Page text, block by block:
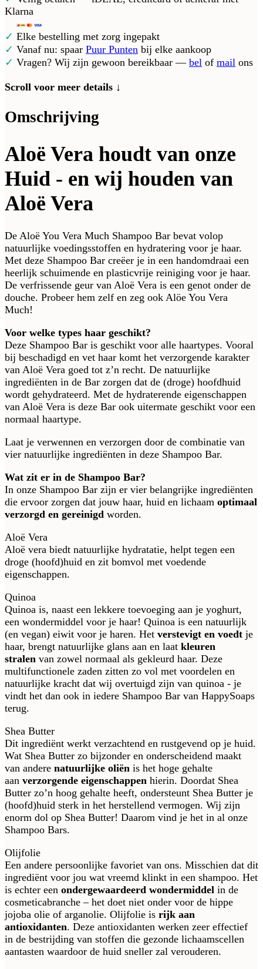
Klarna
✓ Elke bestelling met zorg ingepakt
✓ Vanaf nu: spaar Puur Punten bij elke aankoop
✓ Vragen? Wij zijn gewoon bereikbaar — bel of mail ons
Scroll voor meer details ↓
Omschrijving
Aloë Vera houdt van onze
Huid - en wij houden van
Aloë Vera
De Aloë You Vera Much Shampoo Bar bevat volop
natuurlijke voedingsstoffen en hydratering voor je haar.
Met deze Shampoo Bar creëer je in een handomdraai een
heerlijk schuimende en plasticvrije reiniging voor je haar.
De verfrissende geur van Aloë Vera is een genot onder de
douche. Probeer hem zelf en zeg ook Alöe You Vera
Much!
Voor welke types haar geschikt?
Deze Shampoo Bar is geschikt voor alle haartypes. Vooral
bij beschadigd en vet haar komt het verzorgende karakter
van Aloë Vera goed tot z’n recht. De natuurlijke
ingrediënten in de Bar zorgen dat de (droge) hoofdhuid
wordt gehydrateerd. Met de hydraterende eigenschappen
van Aloë Vera is deze Bar ook uitermate geschikt voor een
normaal haartype.
Laat je verwennen en verzorgen door de combinatie van
vier natuurlijke ingrediënten in deze Shampoo Bar.
Wat zit er in de Shampoo Bar?
In onze Shampoo Bar zijn er vier belangrijke ingrediënten
die ervoor zorgen dat jouw haar, huid en lichaam optimaal
verzorgd en gereinigd worden.
Aloë Vera
Aloë vera biedt natuurlijke hydratatie, helpt tegen een
droge (hoofd)huid en zit bomvol met voedende
eigenschappen.
Quinoa
Quinoa is, naast een lekkere toevoeging aan je yoghurt,
een wondermiddel voor je haar! Quinoa is een natuurlijk
(en vegan) eiwit voor je haren. Het verstevigt en voedt je
haar, brengt natuurlijke glans aan en laat kleuren
stralen van zowel normaal als gekleurd haar. Deze
multifunctionele zaden zitten zo vol met voordelen en
natuurlijke kracht dat wij overtuigd zijn van quinoa - je
vindt het dan ook in iedere Shampoo Bar van HappySoaps
terug.
Shea Butter
Dit ingrediënt werkt verzachtend en rustgevend op je huid.
Wat Shea Butter zo bijzonder en onderscheidend maakt
van andere natuurlijke oliën is het hoge gehalte
aan verzorgende eigenschappen hierin. Doordat Shea
Butter zo’n hoog gehalte heeft, ondersteunt Shea Butter je
(hoofd)huid sterk in het herstellend vermogen. Wij zijn
enorm dol op Shea Butter! Daarom vind je het in al onze
Shampoo Bars.
Olijfolie
Een andere persoonlijke favoriet van ons. Misschien dat dit
ingrediënt voor jou wat vreemd klinkt in een shampoo. Het
is echter een ondergewaardeerd wondermiddel in de
cosmeticabranche – het doet niet onder voor de hippe
jojoba olie of arganolie. Olijfolie is rijk aan
antioxidanten. Deze antioxidanten werken zeer effectief
in de bestrijding van stoffen die gezonde lichaamscellen
aantasten waardoor de huid sneller zal verouderen.